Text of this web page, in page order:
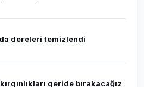
dereleri temizlendi
geride bırakacağız